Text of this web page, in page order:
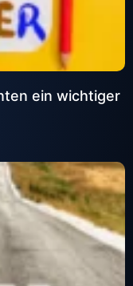
ein wichtiger